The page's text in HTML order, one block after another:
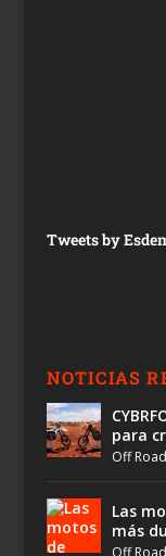
Tweets by
NOTICIAS
para
Off Road
Las
más